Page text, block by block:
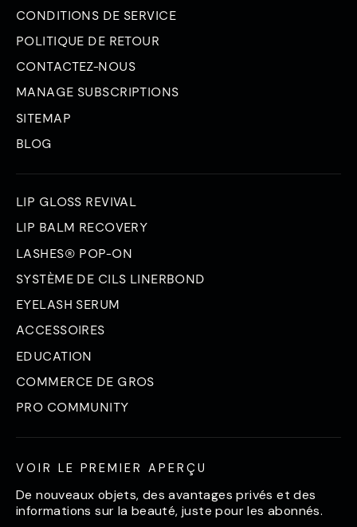
CONDITIONS DE SERVICE
POLITIQUE DE RETOUR
CONTACTEZ-NOUS
MANAGE SUBSCRIPTIONS
SITEMAP
BLOG
LIP GLOSS REVIVAL
LIP BALM RECOVERY
LASHES® POP-ON
SYSTÈME DE CILS LINERBOND
EYELASH SERUM
ACCESSOIRES
EDUCATION
COMMERCE DE GROS
PRO COMMUNITY
VOIR LE PREMIER APERÇU
De nouveaux objets, des avantages privés et des
informations sur la beauté, juste pour les abonnés.